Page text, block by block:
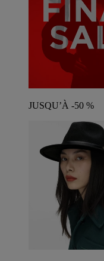
JUSQU’À -50 %